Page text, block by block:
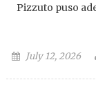
Pizzuto puso
Posted on
July 12, 2026